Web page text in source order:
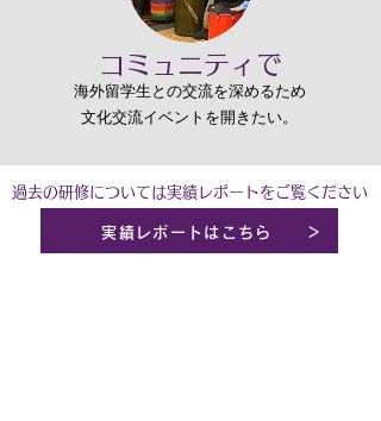
コミュニティで
海外留学生との交流を深めるため
文化交流イベントを開きたい。
過去の研修については実績レポートをご覧ください
実績レポートはこちら ＞